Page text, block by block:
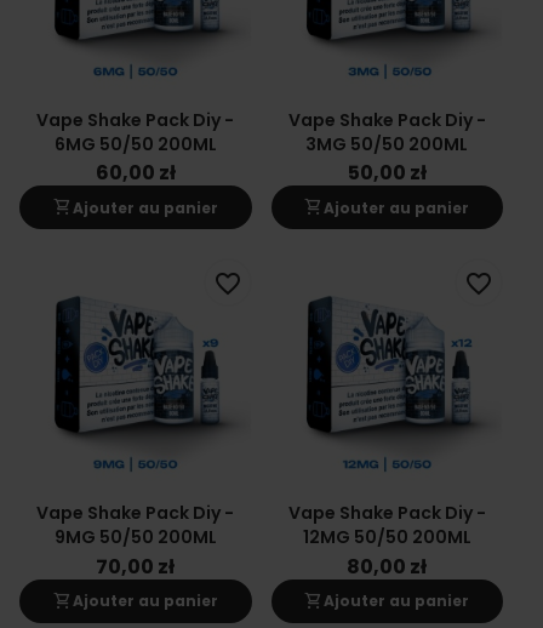
Vape Shake Pack Diy -
6MG 50/50 200ML
60,00 zł
shopping_cartAjouter au panier
Vape Shake Pack Diy -
3MG 50/50 200ML
50,00 zł
shopping_cartAjouter au panier
Vape Shake Pack Diy -
9MG 50/50 200ML
70,00 zł
shopping_cartAjouter au panier
favorite_border
Vape Shake Pack Diy -
12MG 50/50 200ML
80,00 zł
shopping_cartAjouter au panier
favorite_border